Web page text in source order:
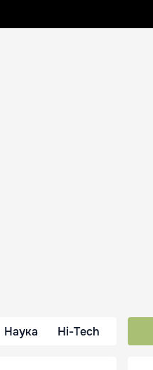
Наука Hi-Tech